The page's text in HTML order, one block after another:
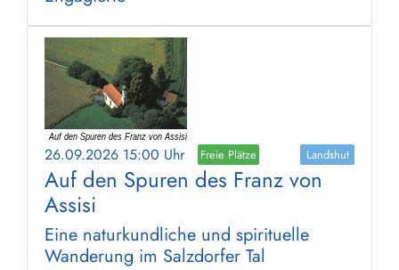
26.09.2026 15:00 Uhr Freie Plätze Landshut
Auf den Spuren des Franz von
Assisi
Eine naturkundliche und spirituelle
Wanderung im Salzdorfer Tal